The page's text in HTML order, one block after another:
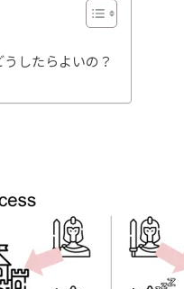
したらよいの？